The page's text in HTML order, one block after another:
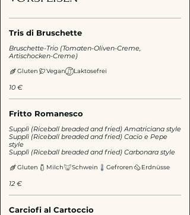
Tris di Bruschette
Bruschette-Trio (Tomaten-Oliven-Creme,
Artischocken-Creme)
10 €
Gluten Vegan Laktosefrei
Fritto Romanesco
Supplì (Riceball breaded and fried) Amatriciana style
Supplì (Riceball breaded and fried) Cacio e Pepe
style
Supplì (Riceball breaded and fried) Carbonara style
12 €
Gluten Milch Schwein Gefroren Erdnüsse
Carciofi al Cartoccio